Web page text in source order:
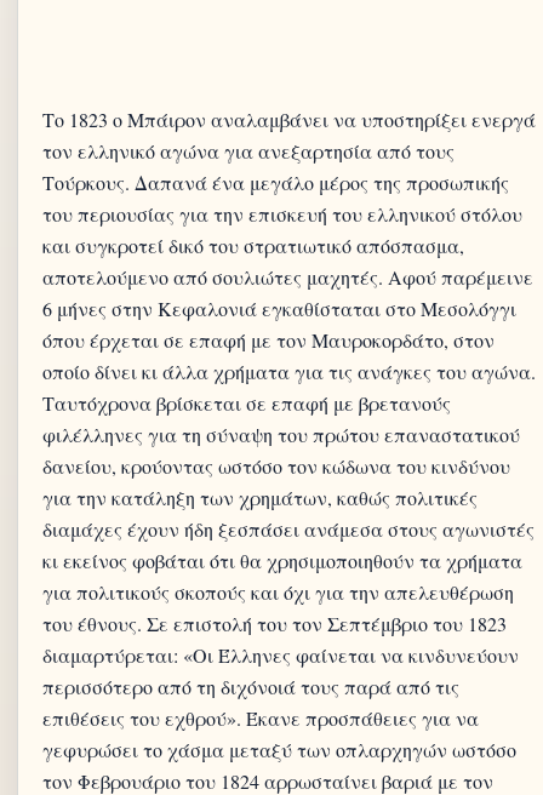
Το 1823 ο Μπάιρον αναλαμβάνει να υποστηρίξει ενεργά
τον ελληνικό αγώνα για ανεξαρτησία από τους
Τούρκους. Δαπανά ένα μεγάλο μέρος της προσωπικής
του περιουσίας για την επισκευή του ελληνικού στόλου
και συγκροτεί δικό του στρατιωτικό απόσπασμα,
αποτελούμενο από σουλιώτες μαχητές. Αφού παρέμεινε
6 μήνες στην Κεφαλονιά εγκαθίσταται στο Μεσολόγγι
όπου έρχεται σε επαφή με τον Μαυροκορδάτο, στον
οποίο δίνει κι άλλα χρήματα για τις ανάγκες του αγώνα.
Ταυτόχρονα βρίσκεται σε επαφή με βρετανούς
φιλέλληνες για τη σύναψη του πρώτου επαναστατικού
δανείου, κρούοντας ωστόσο τον κώδωνα του κινδύνου
για την κατάληξη των χρημάτων, καθώς πολιτικές
διαμάχες έχουν ήδη ξεσπάσει ανάμεσα στους αγωνιστές
κι εκείνος φοβάται ότι θα χρησιμοποιηθούν τα χρήματα
για πολιτικούς σκοπούς και όχι για την απελευθέρωση
του έθνους. Σε επιστολή του τον Σεπτέμβριο του 1823
διαμαρτύρεται: «Οι Έλληνες φαίνεται να κινδυνεύουν
περισσότερο από τη διχόνοιά τους παρά από τις
επιθέσεις του εχθρού». Έκανε προσπάθειες για να
γεφυρώσει το χάσμα μεταξύ των οπλαρχηγών ωστόσο
τον Φεβρουάριο του 1824 αρρωσταίνει βαριά με τον